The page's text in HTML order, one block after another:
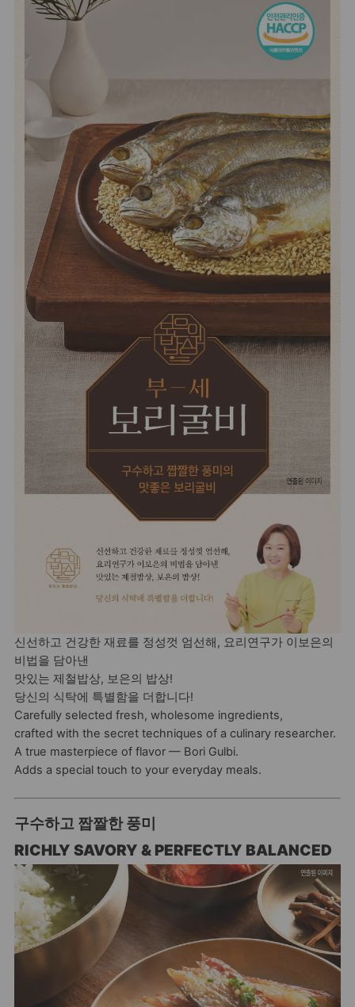
신선하고 건강한 재료를 정성껏 엄선해, 요리연구가 이보은의
비법을 담아낸
맛있는 제철밥상, 보은의 밥상!
당신의 식탁에 특별함을 더합니다!
Carefully selected fresh, wholesome ingredients,
crafted with the secret techniques of a culinary researcher.
A true masterpiece of flavor — Bori Gulbi.
Adds a special touch to your everyday meals.
구수하고 짭짤한 풍미
RICHLY SAVORY & PERFECTLY BALANCED